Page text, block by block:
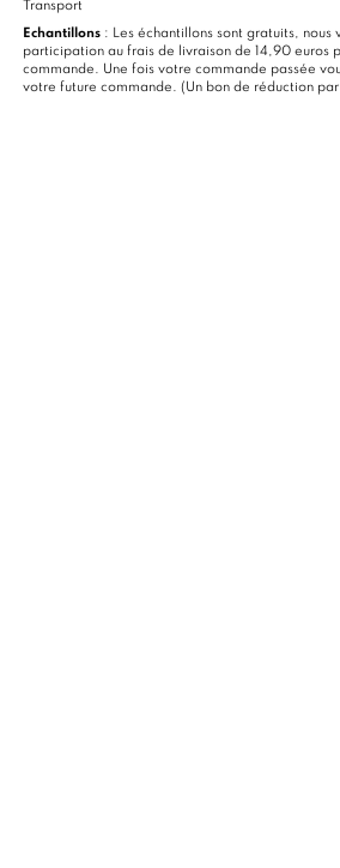
Transport
Echantillons: Les échantillons sont gratuits, nous
participation au frais de livraison de 14,90 euros
commande. Une fois votre commande passée
votre future commande. (Un bon de réduction